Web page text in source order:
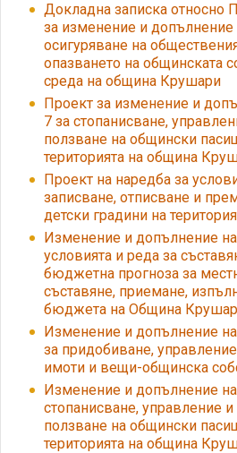
Докладна записка относно
за изменение и
осигуряване на
опазването на общинската
среда на община Крушари
Проект за изменение и
7 за стопанисване,
ползване на общински
територията на община
Проект на наредба за
записване, отписване и
детски градини на
Изменение и допълнение
условията и реда за
бюджетна прогноза за
съставяне, приемане,
бюджета на Община
Изменение и допълнение
за придобиване,
имоти и вещи-общинска
Изменение и допълнение
стопанисване, управление
ползване на общински
територията на община